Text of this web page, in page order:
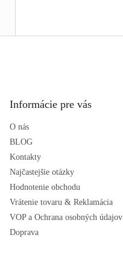
Informácie pre vás
O nás
BLOG
Kontakty
Najčastejšie otázky
Hodnotenie obchodu
Vrátenie tovaru & Reklamácia
VOP a Ochrana osobných údajov
Doprava